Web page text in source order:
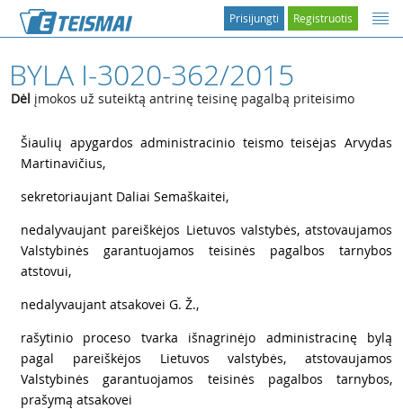
Registruotis
Prisijungti
BYLA I-3020-362/2015
Dėl įmokos už suteiktą antrinę teisinę pagalbą priteisimo
Šiaulių apygardos administracinio teismo teisėjas Arvydas
Martinavičius,
sekretoriaujant Daliai Semaškaitei,
nedalyvaujant pareiškėjos Lietuvos valstybės, atstovaujamos
Valstybinės garantuojamos teisinės pagalbos tarnybos
atstovui,
nedalyvaujant atsakovei G. Ž.,
rašytinio proceso tvarka išnagrinėjo administracinę bylą
pagal pareiškėjos Lietuvos valstybės, atstovaujamos
Valstybinės garantuojamos teisinės pagalbos tarnybos,
prašymą atsakovei